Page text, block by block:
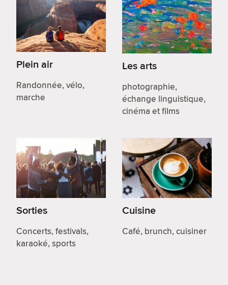
Plein air
Randonnée, vélo,
marche
Les arts
photographie,
échange linguistique,
cinéma et films
Sorties
Concerts, festivals,
karaoké, sports
Cuisine
Café, brunch, cuisiner